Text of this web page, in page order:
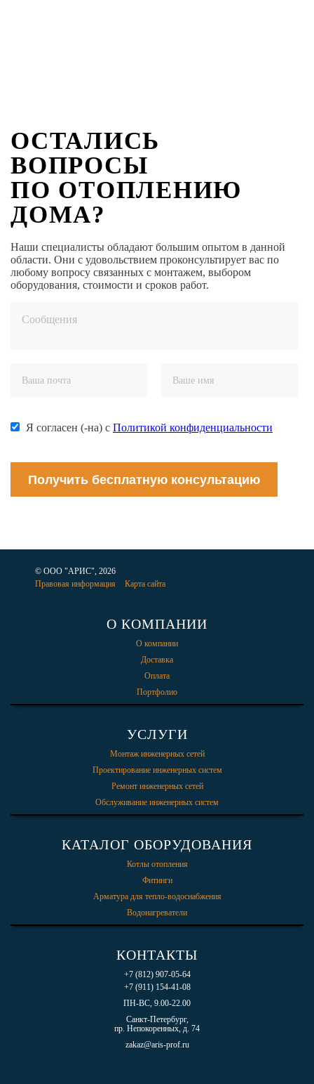
ОСТАЛИСЬ
ВОПРОСЫ
ПО ОТОПЛЕНИЮ
ДОМА?
Наши специалисты обладают большим опытом в данной
области. Они с удовольствием проконсультирует вас по
любому вопросу связанных с монтажем, выбором
оборудования, стоимости и сроков работ.
Я согласен (-на) с Политикой конфиденциальности
Получить бесплатную консультацию
© ООО "АРИС", 2026
Правовая информация
Карта сайта
О КОМПАНИИ
О компании
Доставка
Оплата
Портфолио
УСЛУГИ
Монтаж инженерных сетей
Проектирование инженерных систем
Ремонт инженерных сетей
Обслуживание инженерных систем
КАТАЛОГ ОБОРУДОВАНИЯ
Котлы отопления
Фитинги
Арматура для тепло-водоснабжения
Водонагреватели
КОНТАКТЫ
+7 (812) 907-05-64
+7 (911) 154-41-08
ПН-ВС, 9.00-22.00
Санкт-Петербург,
пр. Непокоренных, д. 74
zakaz@aris-prof.ru